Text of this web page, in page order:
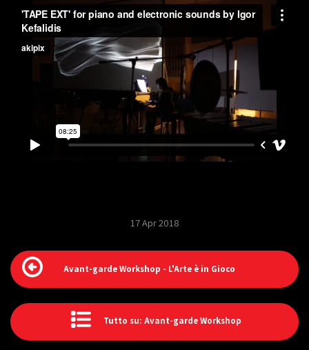
17 Apr 2018
Avant-garde Workshop - L'Arte è in Gioco
Tutto su: Avant-garde Workshop